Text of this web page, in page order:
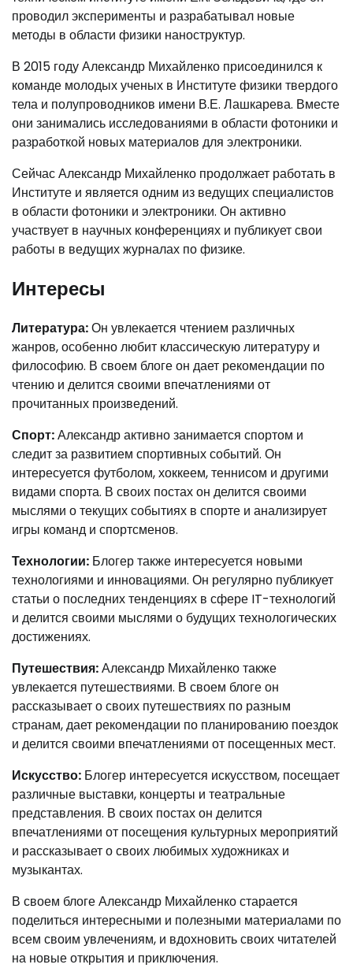
проводил эксперименты и разрабатывал новые
методы в области физики наноструктур.
В 2015 году Александр Михайленко присоединился к
команде молодых ученых в Институте физики твердого
тела и полупроводников имени В.Е. Лашкарева. Вместе
они занимались исследованиями в области фотоники и
разработкой новых материалов для электроники.
Сейчас Александр Михайленко продолжает работать в
Институте и является одним из ведущих специалистов
в области фотоники и электроники. Он активно
участвует в научных конференциях и публикует свои
работы в ведущих журналах по физике.
Интересы
Литература:Он увлекается чтением различных
жанров, особенно любит классическую литературу и
философию. В своем блоге он дает рекомендации по
чтению и делится своими впечатлениями от
прочитанных произведений.
Спорт:Александр активно занимается спортом и
следит за развитием спортивных событий. Он
интересуется футболом, хоккеем, теннисом и другими
видами спорта. В своих постах он делится своими
мыслями о текущих событиях в спорте и анализирует
игры команд и спортсменов.
Технологии: Блогер также интересуется новыми
технологиями и инновациями. Он регулярно публикует
статьи о последних тенденциях в сфере IT-технологий
и делится своими мыслями о будущих технологических
достижениях.
Путешествия:Александр Михайленко также
увлекается путешествиями. В своем блоге он
рассказывает о своих путешествиях по разным
странам, дает рекомендации по планированию поездок
и делится своими впечатлениями от посещенных мест.
Искусство: Блогер интересуется искусством, посещает
различные выставки, концерты и театральные
представления. В своих постах он делится
впечатлениями от посещения культурных мероприятий
и рассказывает о своих любимых художниках и
музыкантах.
В своем блоге Александр Михайленко старается
поделиться интересными и полезными материалами по
всем своим увлечениям, и вдохновить своих читателей
на новые открытия и приключения.